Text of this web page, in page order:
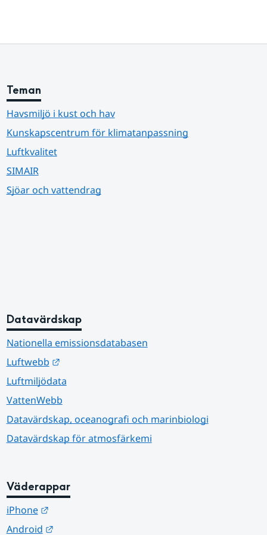
Teman
Havsmiljö i kust och hav
Kunskapscentrum för klimatanpassning
Luftkvalitet
SIMAIR
Sjöar och vattendrag
Datavärdskap
Nationella emissionsdatabasen
Luftwebb
Länk till annan webbplats.
Luftmiljödata
VattenWebb
Datavärdskap, oceanografi och marinbiologi
Datavärdskap för atmosfärkemi
Väderappar
iPhone
Länk till annan webbplats.
Android
Länk till annan webbplats.